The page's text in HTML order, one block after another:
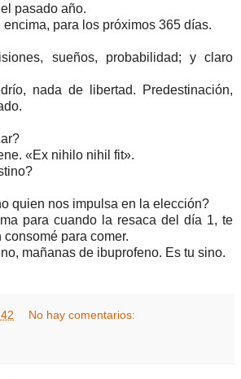
pasado año.
encima, para los próximos 365 días.
sueños, probabilidad; y claro
nada de libertad. Predestinación,
«Ex nihilo nihil fit».
quien nos impulsa en la elección?
para cuando la resaca del día 1, te
para comer.
mañanas de ibuprofeno. Es tu sino.
No hay comentarios: